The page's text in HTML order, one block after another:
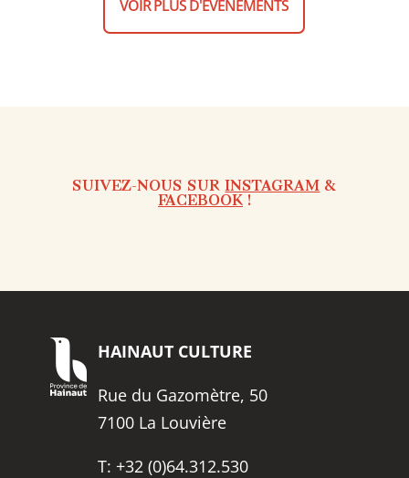
VOIR PLUS D'ÉVÈNEMENTS
SUIVEZ-NOUS SURINSTAGRAM &
FACEBOOK!
HAINAUT CULTURE
Rue du Gazomètre, 50
7100 La Louvière
T: +32 (0)64.312.530